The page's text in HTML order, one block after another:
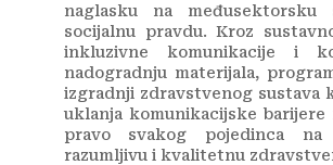
naglasku na međusektorsku
socijalnu pravdu. Kroz
inkluzivne komunikacije i
nadogradnju materijala,
izgradnji zdravstvenog sustava
uklanja komunikacijske barijere
pravo svakog pojedinca na
razumljivu i kvalitetnu